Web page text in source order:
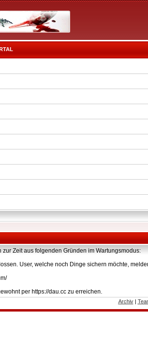
zur Zeit aus folgenden Gründen im Wartungsmodus:
User, welche noch Dinge sichern möchte,
per https://dau.cc zu erreichen.
Archiv|